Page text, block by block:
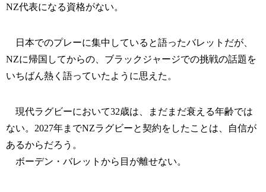
NZ代表になる資格がない。
日本でのプレーに集中していると語ったバレットだが、
NZに帰国してからの、ブラックジャージでの挑戦の話題を
いちばん熱く語っていたように思えた。
現代ラグビーにおいて32歳は、まだまだ衰える年齢では
ない。2027年までNZラグビーと契約をしたことは、自信が
あるからだろう。
ボーデン・バレットから目が離せない。